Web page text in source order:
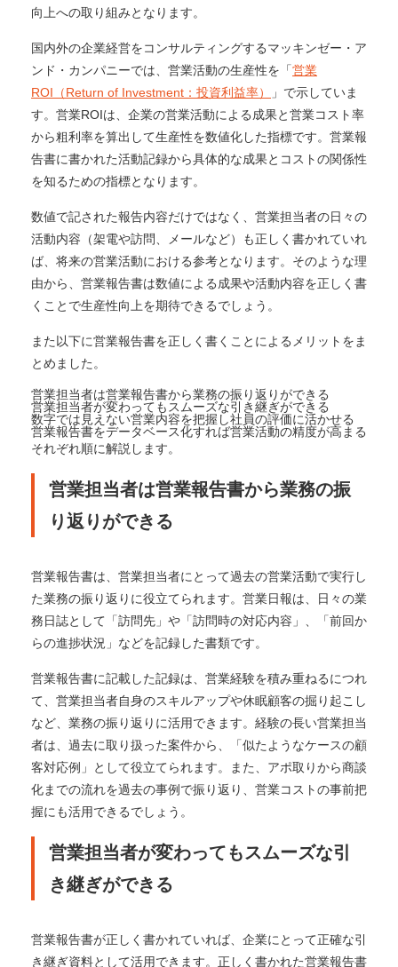
向上への取り組みとなります。
国内外の企業経営をコンサルティングするマッキンゼー・ア
ンド・カンパニーでは、営業活動の生産性を「営業
ROI（Return of Investment：投資利益率）
」で示していま
す。営業ROIは、企業の営業活動による成果と営業コスト率
から粗利率を算出して生産性を数値化した指標です。営業報
告書に書かれた活動記録から具体的な成果とコストの関係性
を知るための指標となります。
数値で記された報告内容だけではなく、営業担当者の日々の
活動内容（架電や訪問、メールなど）も正しく書かれていれ
ば、将来の営業活動における参考となります。そのような理
由から、営業報告書は数値による成果や活動内容を正しく書
くことで生産性向上を期待できるでしょう。
また以下に営業報告書を正しく書くことによるメリットをま
とめました。
営業担当者は営業報告書から業務の振り返りができる
営業担当者が変わってもスムーズな引き継ぎができる
数字では見えない営業内容を把握し社員の評価に活かせる
営業報告書をデータベース化すれば営業活動の精度が高まる
それぞれ順に解説します。
営業担当者は営業報告書から業務の振
り返りができる
営業報告書は、営業担当者にとって過去の営業活動で実行し
た業務の振り返りに役立てられます。営業日報は、日々の業
務日誌として「訪問先」や「訪問時の対応内容」、「前回か
らの進捗状況」などを記録した書類です。
営業報告書に記載した記録は、営業経験を積み重ねるにつれ
て、営業担当者自身のスキルアップや休眠顧客の掘り起こし
など、業務の振り返りに活用できます。経験の長い営業担当
者は、過去に取り扱った案件から、「似たようなケースの顧
客対応例」として役立てられます。また、アポ取りから商談
化までの流れを過去の事例で振り返り、営業コストの事前把
握にも活用できるでしょう。
営業担当者が変わってもスムーズな引
き継ぎができる
営業報告書が正しく書かれていれば、企業にとって正確な引
き継ぎ資料として活用できます。正しく書かれた営業報告書